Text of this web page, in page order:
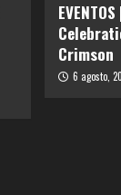
Crimson
6 agosto,